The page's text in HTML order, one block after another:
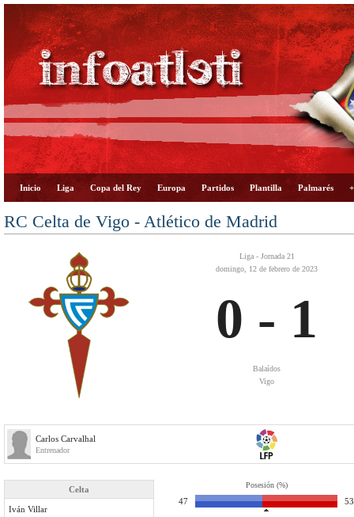
Inicio Liga Copa del Rey Europa Partidos Plantilla Palmarés
RC Celta de Vigo - Atlético de Madrid
Liga - Jornada 21
domingo, 12 de febrero de 2023
0 - 1
Balaídos
Vigo
Carlos Carvalhal
Entrenador
Celta
Iván Villar
Posesión (%)
47 53